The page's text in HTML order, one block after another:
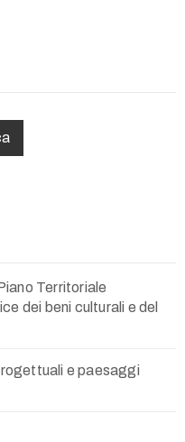
Territoriale
dei beni culturali e del
e paesaggi